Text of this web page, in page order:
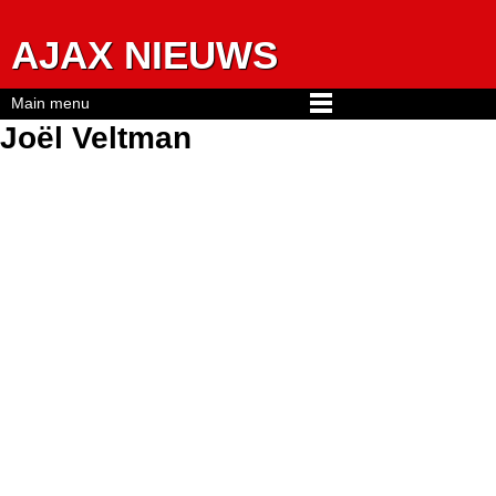
AJAX NIEUWS
Joël Veltman
Main menu